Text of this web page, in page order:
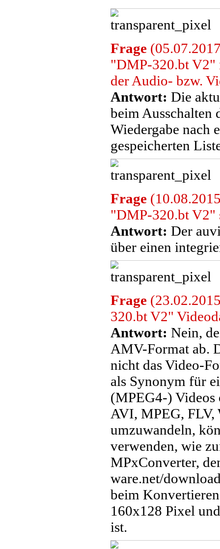
Frage
"DMP-320.bt V2"
der Audio- bzw.
Antwort: Die
beim Ausschalten
Wiedergabe nach
gespeicherten
Frage
"DMP-320.bt V2"
Antwort: Der
über einen
Frage
320.bt V2"
Antwort: Nein,
AMV-Format ab.
nicht das Video-
als Synonym für
(MPEG4-) Videos
AVI, MPEG,
umzuwandeln,
verwenden, wie
MPxConverter,
ware.net/
beim
160x128 Pixel
ist.